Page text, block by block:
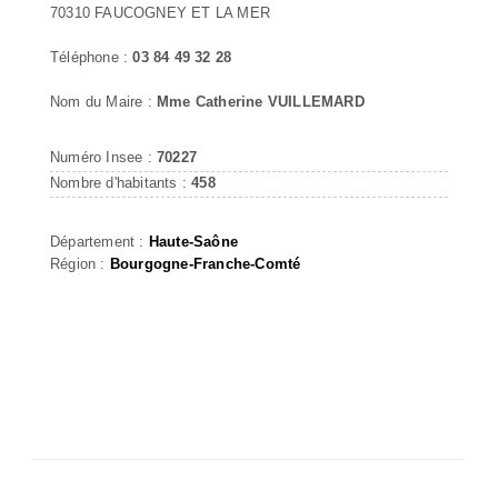
70310 FAUCOGNEY ET LA MER
Téléphone :03 84 49 32 28
Nom du Maire : Mme Catherine VUILLEMARD
Numéro Insee : 70227
Nombre d'habitants :458
Département : Haute-Saône
Région : Bourgogne-Franche-Comté